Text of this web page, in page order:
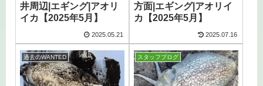
井周辺|エギング|アオリ
イカ【2025年5月】
2025.05.21
方面|エギング|アオリイ
カ【2025年5月】
2025.07.16
過去のWANTED スタッフブログ